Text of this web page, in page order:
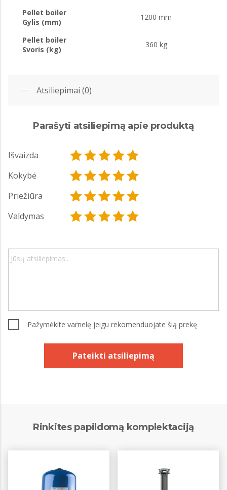
Pellet boiler
Gylis (mm)
1200 mm
Pellet boiler
Svoris (kg)
360 kg
Atsiliepimai (0)
Parašyti atsiliepimą apie produktą
Išvaizda
Kokybė
Priežiūra
Valdymas
Pažymėkite varnelę jeigu rekomenduojate šią prekę
Pateikti atsiliepimą
Rinkites papildomą komplektaciją